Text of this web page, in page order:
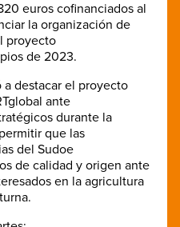
euros cofinanciados al
la organización de
proyecto
de 2023.
a destacar el proyecto
ante
durante la
que las
del Sudoe
de calidad y origen ante
en la agricultura